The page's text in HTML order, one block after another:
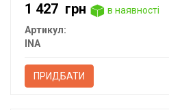
1 427 грн
в наявності
Артикул:
INA
ПРИДБАТИ